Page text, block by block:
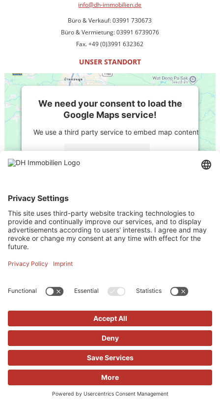
info@dh-immobilien.de
Büro & Verkauf: 03991 730673
Büro & Vermietung: 03991 6739076
Fax. +49 (0)3991 632362
UNSER STANDORT
We need your consent to load the
Google Maps service!
We use a third party service to embed map content that
More Information
powered by
Cookies
-
AGBs
DH IMMOBILIEN GMBH - COPYRIGHT 2026
IMMOBILIENSOFTWARE & WEBDESIGN POWERED BY